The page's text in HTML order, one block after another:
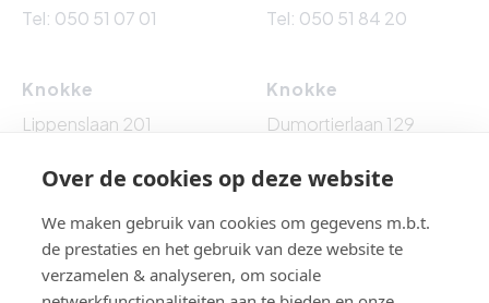
Tel: 050 51 07 01 Tel: 050 51 84 20
Knokke
Lippenslaan 201
Knokke
Dumortierlaan 129
Over de cookies op deze website
We maken gebruik van cookies om gegevens m.b.t.
de prestaties en het gebruik van deze website te
verzamelen & analyseren, om sociale